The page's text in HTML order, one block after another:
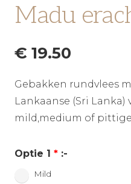
Madu
€ 19.50
Gebakken rundvlees
Lankaanse (Sri
mild,medium of pittige
Optie 1 * :-
Mild